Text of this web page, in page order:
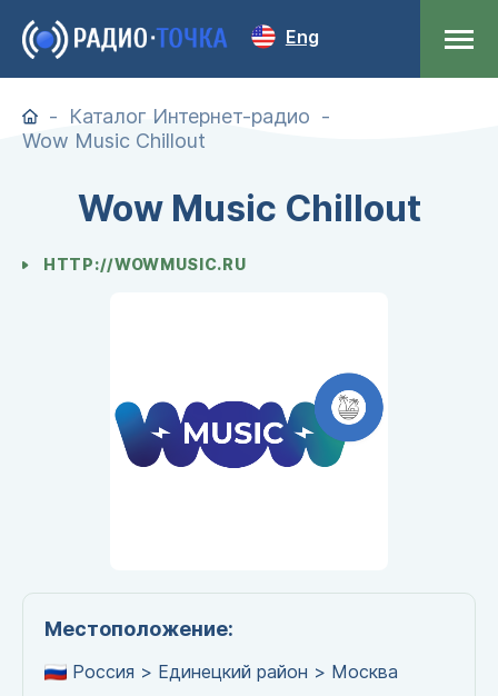
Eng
Каталог Интернет-радио
Wow Music Chillout
Wow Music Chillout
HTTP://WOWMUSIC.RU
Местоположение:
Россия > Единецкий район > Москва